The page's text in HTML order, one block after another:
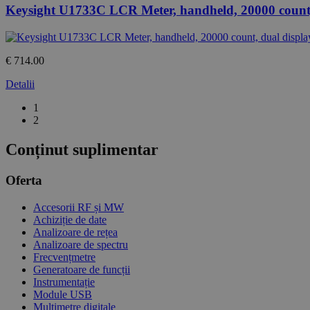
Keysight U1733C LCR Meter, handheld, 20000
€ 714.00
Detalii
1
2
Conținut suplimentar
Oferta
Accesorii RF și MW
Achiziție de date
Analizoare de rețea
Analizoare de spectru
Frecvențmetre
Generatoare de funcții
Instrumentație
Module USB
Multimetre digitale